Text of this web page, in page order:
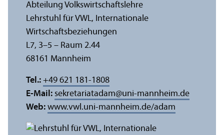
Abteilung Volkswirtschafts­lehre
Lehr­stuhl für VWL, Internationale
Wirtschafts­beziehungen
L7, 3–5 – Raum 2.44
68161 Mannheim
Tel.: +49 621 181-1808
E-Mail: sekretariatadam@uni-mannheim.de
Web: www.vwl.uni-mannheim.de/adam